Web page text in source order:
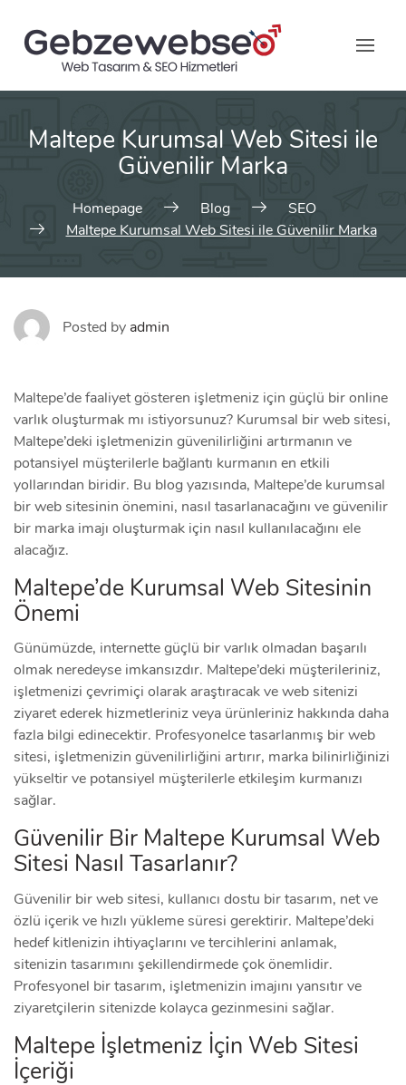
content
Maltepe Kurumsal Web Sitesi ile
Güvenilir Marka
Homepage Blog
SEO
Maltepe Kurumsal Web Sitesi ile Güvenilir Marka
Posted by admin
Maltepe’de faaliyet gösteren işletmeniz için güçlü bir online
varlık oluşturmak mı istiyorsunuz? Kurumsal bir web sitesi,
Maltepe’deki işletmenizin güvenilirliğini artırmanın ve
potansiyel müşterilerle bağlantı kurmanın en etkili
yollarından biridir. Bu blog yazısında, Maltepe’de kurumsal
bir web sitesinin önemini, nasıl tasarlanacağını ve güvenilir
bir marka imajı oluşturmak için nasıl kullanılacağını ele
alacağız.
Maltepe’de Kurumsal Web Sitesinin
Önemi
Günümüzde, internette güçlü bir varlık olmadan başarılı
olmak neredeyse imkansızdır. Maltepe’deki müşterileriniz,
işletmenizi çevrimiçi olarak araştıracak ve web sitenizi
ziyaret ederek hizmetleriniz veya ürünleriniz hakkında daha
fazla bilgi edinecektir. Profesyonelce tasarlanmış bir web
sitesi, işletmenizin güvenilirliğini artırır, marka bilinirliğinizi
yükseltir ve potansiyel müşterilerle etkileşim kurmanızı
sağlar.
Güvenilir Bir Maltepe Kurumsal Web
Sitesi Nasıl Tasarlanır?
Güvenilir bir web sitesi, kullanıcı dostu bir tasarım, net ve
özlü içerik ve hızlı yükleme süresi gerektirir. Maltepe’deki
hedef kitlenizin ihtiyaçlarını ve tercihlerini anlamak,
sitenizin tasarımını şekillendirmede çok önemlidir.
Profesyonel bir tasarım, işletmenizin imajını yansıtır ve
ziyaretçilerin sitenizde kolayca gezinmesini sağlar.
Maltepe İşletmeniz İçin Web Sitesi
İçeriği